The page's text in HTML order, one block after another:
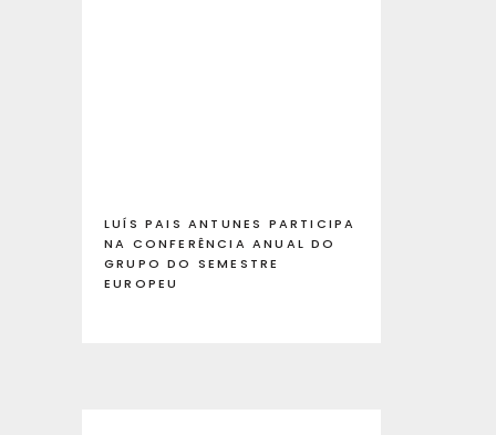
LUÍS PAIS ANTUNES PARTICIPA
NA CONFERÊNCIA ANUAL DO
GRUPO DO SEMESTRE
EUROPEU